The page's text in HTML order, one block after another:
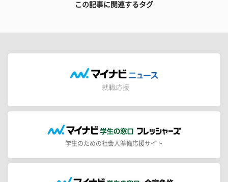
この記事に関連するタグ
学生のための社会人準備応援サイト